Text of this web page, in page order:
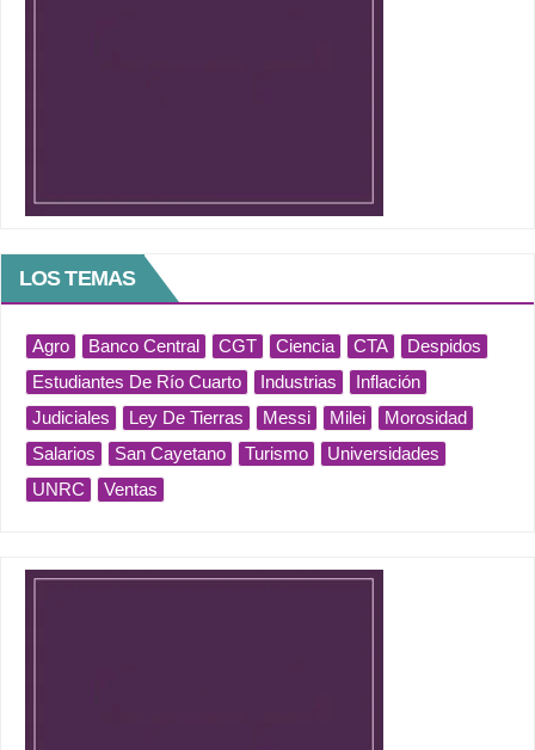
LOS TEMAS
Agro Banco Central CGT Ciencia CTA
Despidos
Estudiantes De Río Cuarto
Industrias
Inflación
Judiciales
Ley De Tierras Messi Milei
Morosidad
Salarios
San Cayetano Turismo
Universidades
UNRC
Ventas